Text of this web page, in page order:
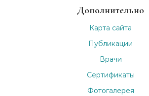
Дополнительно
Карта сайта
Публикации
Врачи
Сертификаты
Фотогалерея